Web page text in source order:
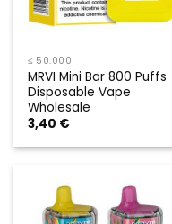
≤ 50.000
MRVI Mini Bar 800 Puffs
Disposable Vape
Wholesale
3,40 €